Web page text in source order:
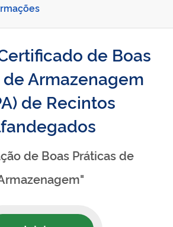
de Boas
Armazenagem
de Recintos
de Boas Práticas de